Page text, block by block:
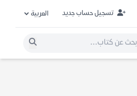
تسجيل حساب جديد